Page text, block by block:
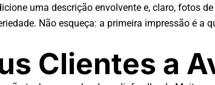
uma descrição envolvente e, claro, fotos
Não esqueça: a primeira impressão é a
Clientes a